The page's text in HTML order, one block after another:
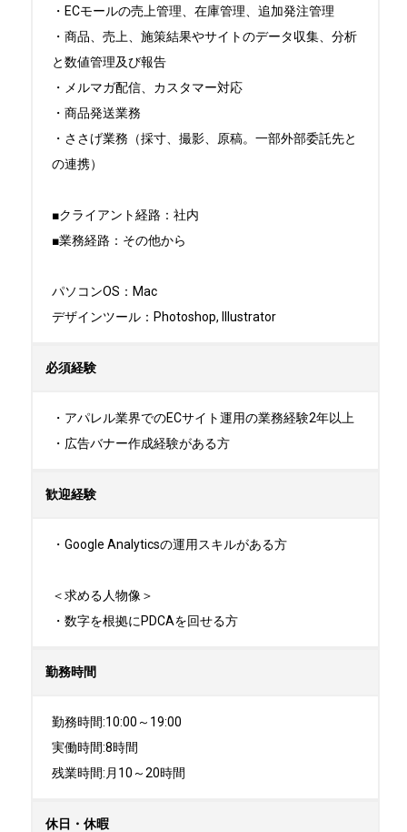
・ECモールの売上管理、在庫管理、追加発注管理
・商品、売上、施策結果やサイトのデータ収集、分析
と数値管理及び報告
・メルマガ配信、カスタマー対応
・商品発送業務
・ささげ業務（採寸、撮影、原稿。一部外部委託先と
の連携）
■クライアント経路：社内
■業務経路：その他から
パソコンOS：Mac
デザインツール：Photoshop, Illustrator
必須経験
・アパレル業界でのECサイト運用の業務経験2年以上
・広告バナー作成経験がある方
歓迎経験
・Google Analyticsの運用スキルがある方
＜求める人物像＞
・数字を根拠にPDCAを回せる方
勤務時間
勤務時間:10:00～19:00
実働時間:8時間
残業時間:月10～20時間
休日・休暇